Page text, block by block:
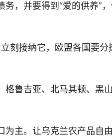
，并要得到“爱的供养”
刻接纳它，欧盟各国要分
鲁吉亚、北马其顿、黑
主。让乌克兰农产品自